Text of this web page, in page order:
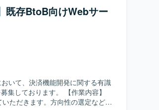
色・UIパーツ設計、操作性を考慮
を対応していただきます。機能過
ィ向上に向けた設計見直しを行
えたデザイン仕様をアウトプット
な業務要件を踏まえて情報整理や
てデザイン品質を高めていただけ
ションを大切にしながら、主体的
ジェクトにおいて、要件定義段階
やデザインシステムの構築にも影
既存BtoB向けWebサー
いて、決済機能開発に関する有識
ます。 【作業内容】
ただきます。方向性の選定などの